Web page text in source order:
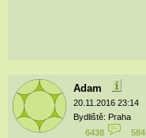
Adam
20.11.2016 23:14
Bydliště: Praha
6438
584